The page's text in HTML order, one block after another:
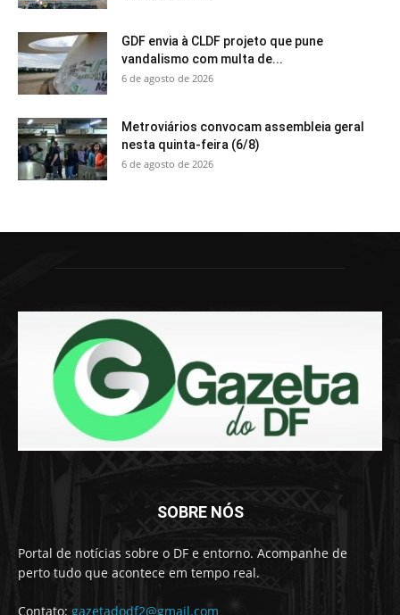
GDF envia à CLDF projeto que pune
vandalismo com multa de...
6 de agosto de 2026
Metroviários convocam assembleia geral
nesta quinta-feira (6/8)
6 de agosto de 2026
SOBRE NÓS
Portal de notícias sobre o DF e entorno. Acompanhe de
perto tudo que acontece em tempo real.
Contato: gazetadodf2@gmail.com